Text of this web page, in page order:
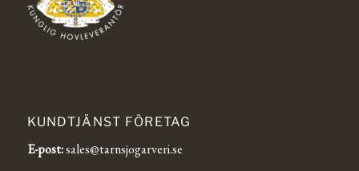
KUNDTJÄNST FÖRETAG
E-post:sales@tarnsjogarveri.se